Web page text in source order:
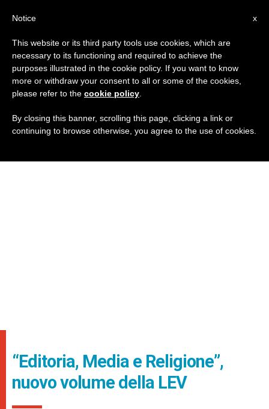
“Editoria, Media e Religione”,
nuovo volume della LEV
x
Notice
This website or its third party tools use cookies, which are
necessary to its functioning and required to achieve the
purposes illustrated in the cookie policy. If you want to know
more or withdraw your consent to all or some of the cookies,
please refer to the cookie policy
By closing this banner, scrolling this page, clicking a link or
continuing to browse otherwise, you agree to the use of cookies.